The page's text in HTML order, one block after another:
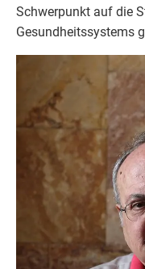
Schwerpunkt auf die
Gesundheitssystems